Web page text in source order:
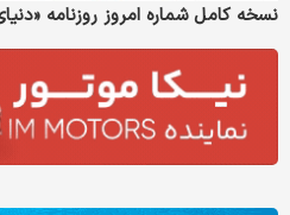
نسخه کامل شماره امروز روزنامه